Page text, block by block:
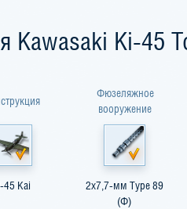
Kawasaki Ki-45
45 Kai
Фюзеляжное
вооружение
2x7,7-мм Type 89
(Ф)